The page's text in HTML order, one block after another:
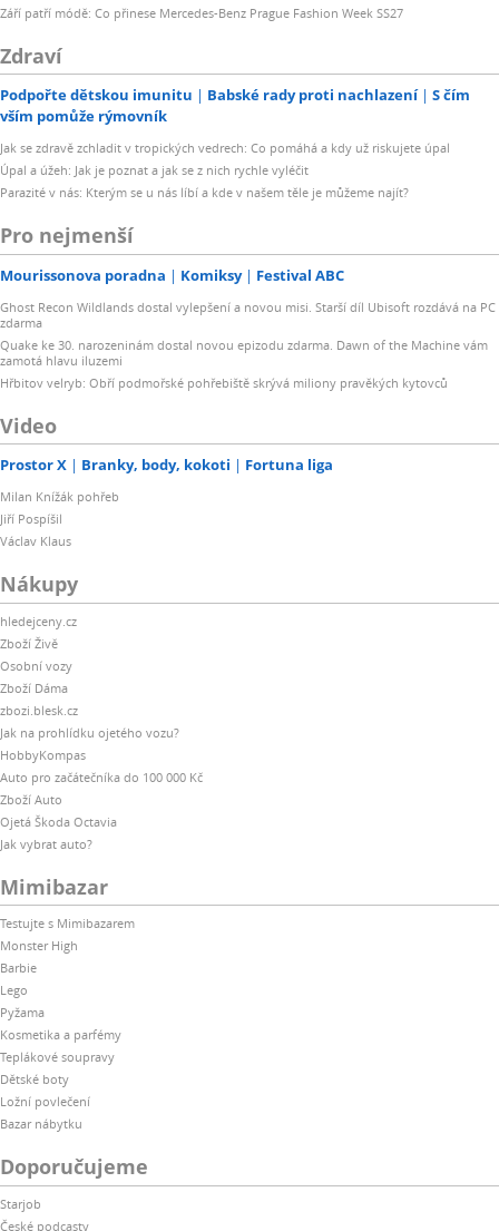
Září patří módě: Co přinese Mercedes-Benz Prague Fashion Week SS27
Zdraví
Podpořte dětskou imunitu Babské rady proti nachlazení
S čím
vším pomůže rýmovník
Jak se zdravě zchladit v tropických vedrech: Co pomáhá a kdy už riskujete úpal
Úpal a úžeh: Jak je poznat a jak se z nich rychle vyléčit
Parazité v nás: Kterým se u nás líbí a kde v našem těle je můžeme najít?
Pro nejmenší
Mourissonova poradna Komiksy Festival ABC
Ghost Recon Wildlands dostal vylepšení a novou misi. Starší díl Ubisoft rozdává na PC
zdarma
Quake ke 30. narozeninám dostal novou epizodu zdarma. Dawn of the Machine vám
zamotá hlavu iluzemi
Hřbitov velryb: Obří podmořské pohřebiště skrývá miliony pravěkých kytovců
Video
Prostor X Branky, body, kokoti Fortuna liga
Milan Knížák pohřeb
Jiří Pospíšil
Václav Klaus
Nákupy
hledejceny.cz
Zboží Živě
Osobní vozy
Zboží Dáma
zbozi.blesk.cz
Jak na prohlídku ojetého vozu?
HobbyKompas
Auto pro začátečníka do 100 000 Kč
Zboží Auto
Ojetá Škoda Octavia
Jak vybrat auto?
Mimibazar
Testujte s Mimibazarem
Monster High
Barbie
Lego
Pyžama
Kosmetika a parfémy
Teplákové soupravy
Dětské boty
Ložní povlečení
Bazar nábytku
Doporučujeme
Starjob
České podcasty